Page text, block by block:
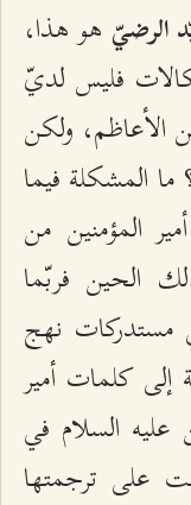
الرضيّ هو هذا،
فليس لديّ
الأعاظم، ولكن
المشكلة فيما
المؤمنين من
الحين فربّما
مستدركات نهج
إلى كلمات أمير
عليه السلام في
على ترجمتها